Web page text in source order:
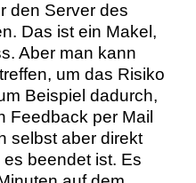
den Server des
Das ist ein Makel,
Aber man kann
um das Risiko
Beispiel dadurch,
Feedback per Mail
selbst aber direkt
beendet ist. Es